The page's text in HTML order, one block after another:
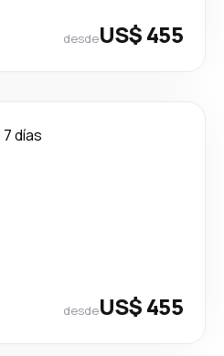
desdeUS$ 455
7 días
desdeUS$ 455